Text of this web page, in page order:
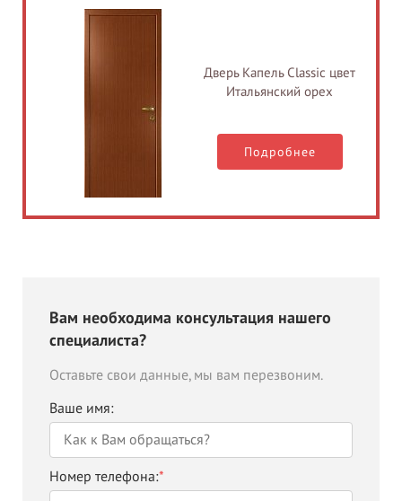
Дверь Капель Classic цвет
Итальянский орех
Подробнее
Вам необходима консультация нашего
специалиста?
Оставьте свои данные, мы вам перезвоним.
Ваше имя:
Номер телефона:*